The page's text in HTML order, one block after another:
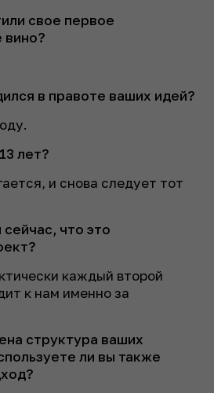
свое первое
вино?
в правоте ваших идей?
лет?
и снова следует тот
что это
каждый второй
к нам именно за
структура ваших
ли вы также